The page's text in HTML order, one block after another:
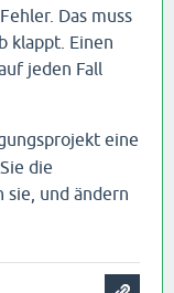
Das muss
klappt. Einen
jeden Fall
eine
die
sie, und ändern